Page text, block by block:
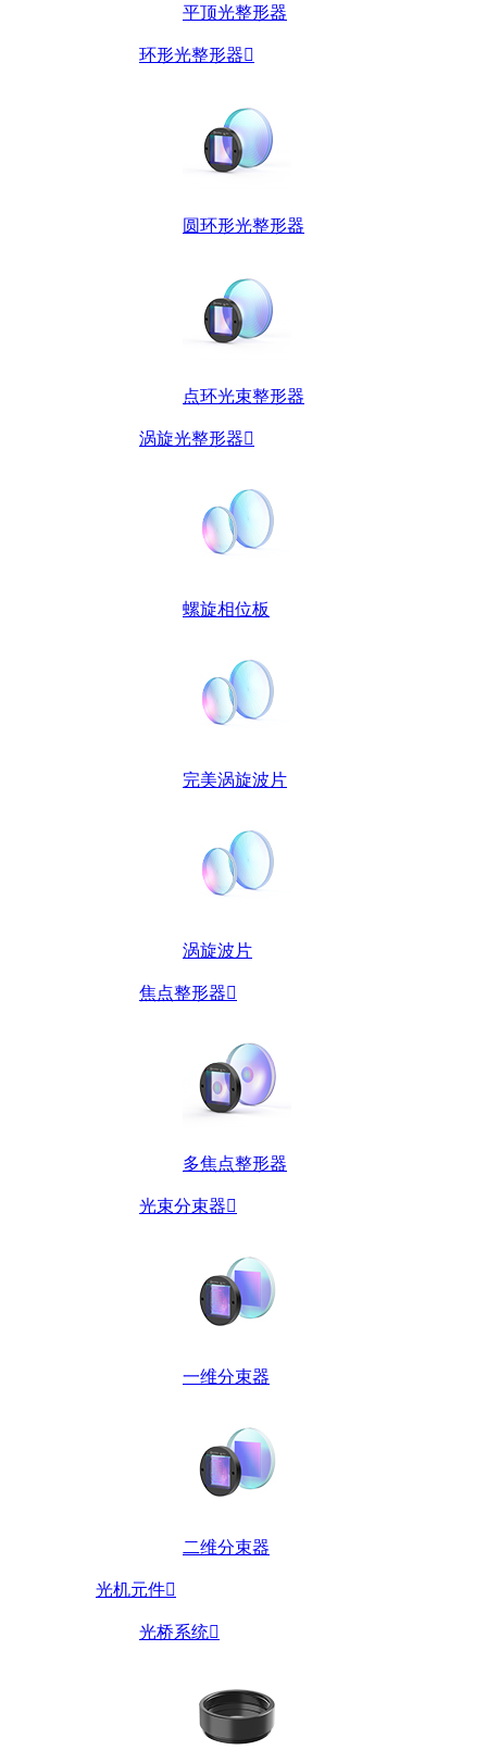
平顶光整形器
环形光整形器
圆环形光整形器
点环光束整形器
涡旋光整形器
螺旋相位板
完美涡旋波片
涡旋波片
焦点整形器
多焦点整形器
光束分束器
一维分束器
二维分束器
光机元件
光桥系统